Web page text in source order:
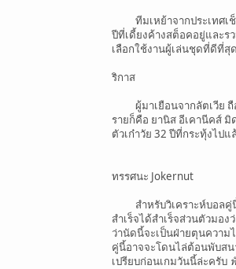
ทีมเหย้าจากประเทศเช็
ปีที่เดี้ยงค้างสต็อคอยู่และร
เลือกใช้งานผู้เล่นชุดที่ดีที่สุ
ริกาส
ผู้มาเยือนจากลัตเวีย ถือ
รายก็คือ ยานิส อีเคานีคส์
ตัวเก๋าวัย 32 ปีที่กระทุ้งไป
ทรรศนะ Jokernut
สำหรับวิเคราะห์บอลคู่นี้
สำเร็จได้สำเร็จส่วนตัวมอ
ว่านัดนี้จะเป็นฝ่ายตุนความ
คู่นี้อาจจะโดนไล่ต้อนพับสน
เปรียบก่อนเกมวันนี้ล่ะครับ